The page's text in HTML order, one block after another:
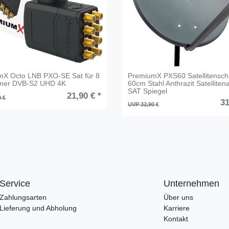
Octo LNB PXO-SE Sat für 8
DVB-S2 UHD 4K
€ 21,90 € *
PremiumX PXS60
60cm Stahl Anthrazit
SAT Spiegel
UVP 32,90 €
und Abholung
Unternehmen
Über uns
Karriere
Kontakt